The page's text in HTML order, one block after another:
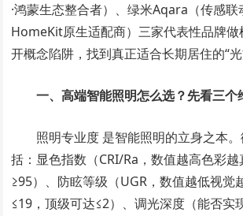
·鸿蒙生态整合者）、绿米Aqara（传感联
HomeKit原生适配商）三家代表性品牌做
开概念陷阱，找到真正适合长期居住的“光
一、高端智能照明怎么选？先看三个
照明专业度 是智能照明的立身之本
括：显色指数（CRI/Ra，数值越高色彩
≥95）、防眩等级（UGR，数值越低视觉
≤19，顶级可达≤2）、调光深度（能否实